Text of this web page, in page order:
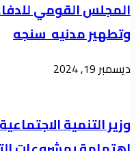
و
الأجندة
لعدد
من
المحلية
المجلس القومي
وتطهير مدنيه سنجه
ديسمبر 19, 2024
وزير التنمية